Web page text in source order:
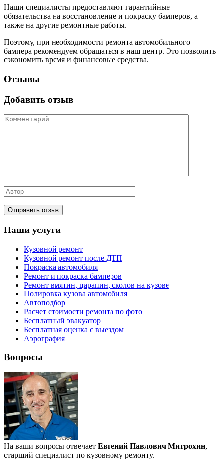
Наши специалисты предоставляют гарантийные
обязательства на восстановление и покраску бамперов, а
также на другие ремонтные работы.
Поэтому, при необходимости ремонта автомобильного
бампера рекомендуем обращаться в наш центр. Это позволить
сэкономить время и финансовые средства.
Отзывы
Добавить отзыв
Наши услуги
Кузовной ремонт
Кузовной ремонт после ДТП
Покраска автомобиля
Ремонт и покраска бамперов
Ремонт вмятин, царапин, сколов на кузове
Полировка кузова автомобиля
Автоподбор
Расчет стоимости ремонта по фото
Бесплатный эвакуатор
Бесплатная оценка с выездом
Аэрография
Вопросы
На ваши вопросы отвечает Евгений Павлович Митрохин,
старший специалист по кузовному ремонту.